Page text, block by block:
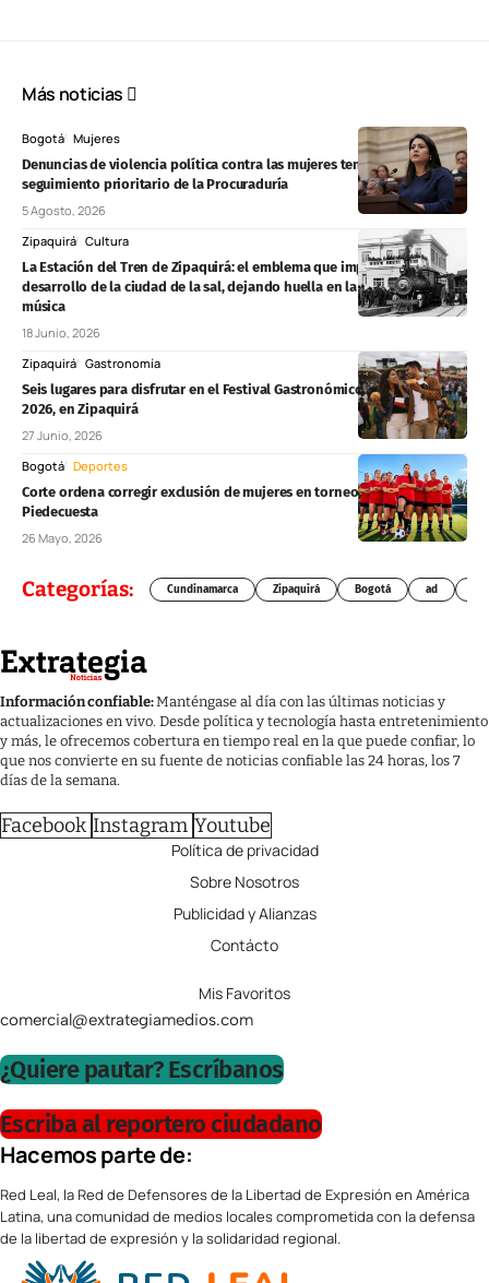
Más noticias
Bogotá Mujeres
Denuncias de violencia política contra las mujeres tendrán
seguimiento prioritario de la Procuraduría
5 Agosto, 2026
Zipaquirá Cultura
La Estación del Tren de Zipaquirá: el emblema que impulsó el
desarrollo de la ciudad de la sal, dejando huella en la literatura y la
música
18 Junio, 2026
Zipaquirá Gastronomía
Seis lugares para disfrutar en el Festival Gastronómico Villa de la Sal
2026, en Zipaquirá
27 Junio, 2026
Bogotá Deportes
Corte ordena corregir exclusión de mujeres en torneo de fútbol de
Piedecuesta
26 Mayo, 2026
Categorías: Cundinamarca Zipaquirá Bogotá ad
Información confiable:Manténgase al día con las últimas noticias y
actualizaciones en vivo. Desde política y tecnología hasta entretenimiento
y más, le ofrecemos cobertura en tiempo real en la que puede confiar, lo
que nos convierte en su fuente de noticias confiable las 24 horas, los 7
días de la semana.
Facebook Instagram Youtube
Política de privacidad
Sobre Nosotros
Publicidad y Alianzas
Contácto
Mis Favoritos
comercial@extrategiamedios.com
¿Quiere pautar? Escríbanos
Escriba al reportero ciudadano
Hacemos parte de:
Red Leal, la Red de Defensores de la Libertad de Expresión en América
Latina, una comunidad de medios locales comprometida con la defensa
de la libertad de expresión y la solidaridad regional.